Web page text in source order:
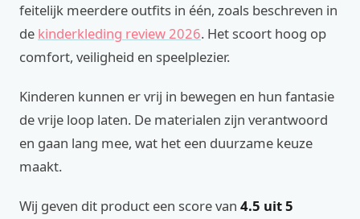
feitelijk meerdere outfits in één, zoals beschreven in
de kinderkleding review 2026. Het scoort hoog op
comfort, veiligheid en speelplezier.
Kinderen kunnen er vrij in bewegen en hun fantasie
de vrije loop laten. De materialen zijn verantwoord
en gaan lang mee, wat het een duurzame keuze
maakt.
Wij geven dit product een score van 4.5 uit 5